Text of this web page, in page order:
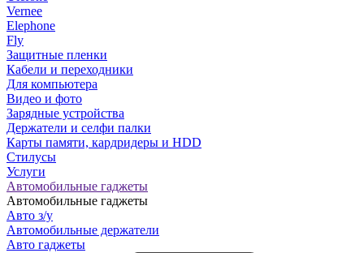
Vernee
Elephone
Fly
Защитные пленки
Кабели и переходники
Для компьютера
Видео и фото
Зарядные устройства
Держатели и селфи палки
Карты памяти, кардридеры и HDD
Стилусы
Услуги
Автомобильные гаджеты
Автомобильные гаджеты
Авто з/у
Автомобильные держатели
Авто гаджеты